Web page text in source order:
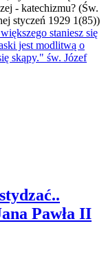
- katechizmu? (Św.
styczeń 1929 1(85))
staniesz się
jest modlitwą o
skąpy." św. Józef
Pawła II